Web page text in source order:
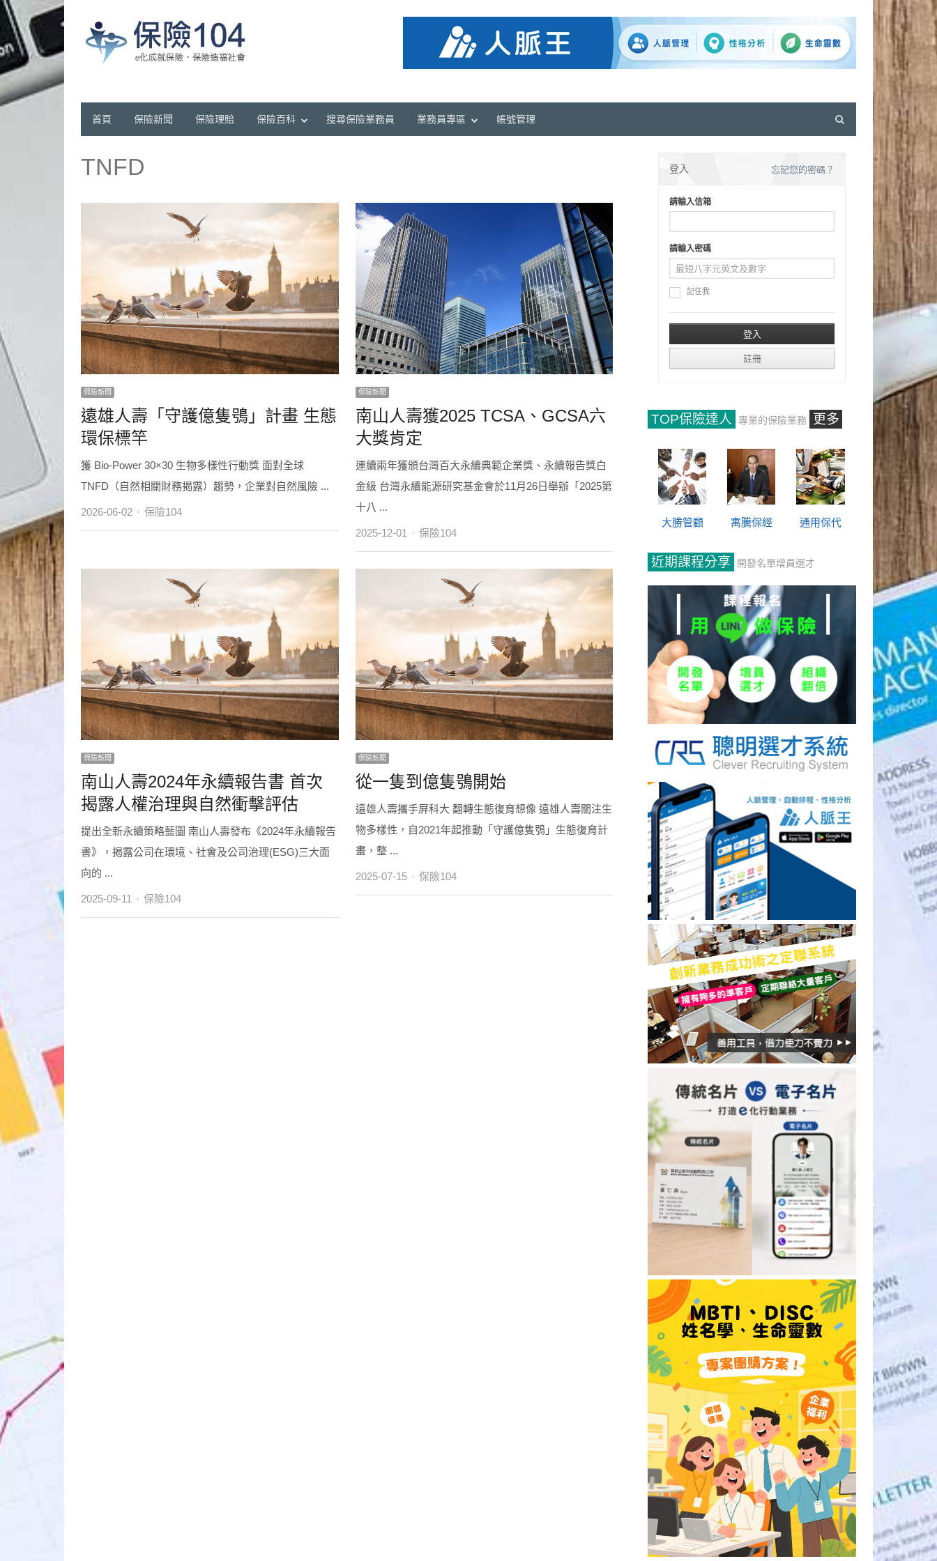
首頁 保險新聞 保險理賠 保險百科 搜尋保險業務員 業務員專區 帳號管理
TNFD
保險新聞
遠雄人壽「守護億隻鴞」計畫 生態
環保標竿
獲 Bio-Power 30×30 生物多樣性行動獎 面對全球
TNFD（自然相關財務揭露）趨勢，企業對自然風險 ...
2026-06-02 Author
保險104
保險新聞
南山人壽獲2025 TCSA、GCSA六
大獎肯定
連續兩年獲頒台灣百大永續典範企業獎、永續報告獎白
金級 台灣永續能源研究基金會於11月26日舉辦「2025第
十八 ...
2025-12-01 Author
保險104
保險新聞
南山人壽2024年永續報告書 首次
揭露人權治理與自然衝擊評估
提出全新永續策略藍圖 南山人壽發布《2024年永續報告
書》，揭露公司在環境、社會及公司治理(ESG)三大面
向的 ...
2025-09-11 Author
保險104
保險新聞
從一隻到億隻鴞開始
遠雄人壽攜手屏科大 翻轉生態復育想像 遠雄人壽關注生
物多樣性，自2021年起推動「守護億隻鴞」生態復育計
畫，整 ...
2025-07-15 Author
保險104
登入 忘記您的密碼？
請輸入信箱
請輸入密碼
記住我
TOP保險達人 專業的保險業務 更多
大勝管顧 寓騰保經 通用保代
近期課程分享 開發名單增員選才